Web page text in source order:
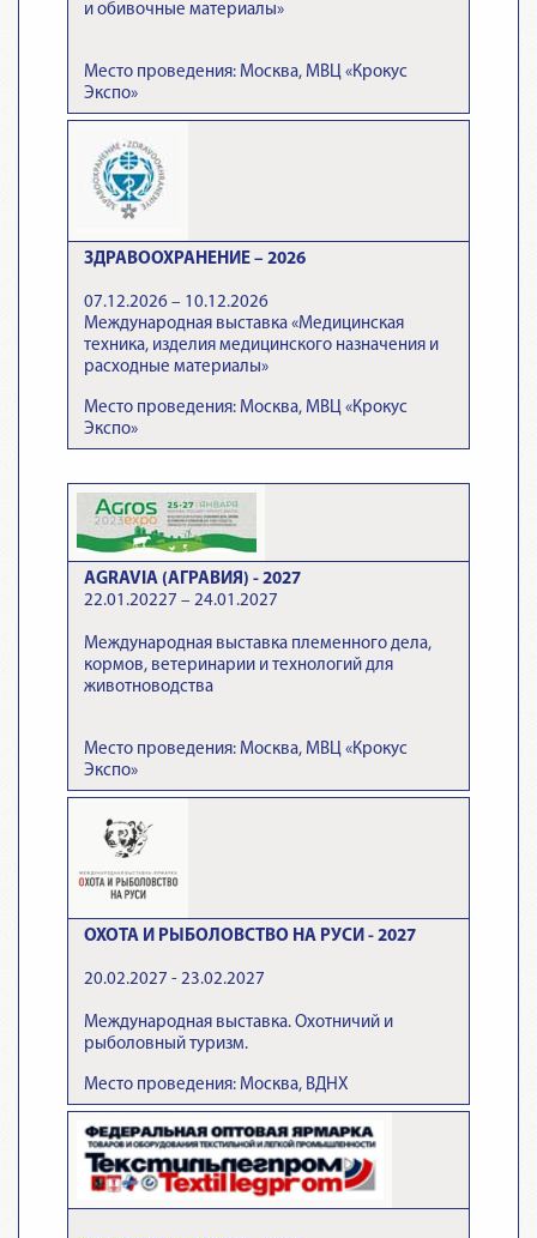
и обивочные материалы»
Место проведения: Москва, МВЦ «Крокус
Экспо»
ЗДРАВООХРАНЕНИЕ – 2026
07.12.2026 – 10.12.2026
Международная выставка «Медицинская
техника, изделия медицинского назначения и
расходные материалы»
Место проведения: Москва, МВЦ «Крокус
Экспо»
AGRAVIA (АГРАВИЯ) - 2027
22.01.20227 – 24.01.2027
Международная выставка племенного дела,
кормов, ветеринарии и технологий для
животноводства
Место проведения: Москва, МВЦ «Крокус
Экспо»
ОХОТА И РЫБОЛОВСТВО НА РУСИ - 2027
20.02.2027 - 23.02.2027
Международная выставка. Охотничий и
рыболовный туризм.
Место проведения: Москва, ВДНХ